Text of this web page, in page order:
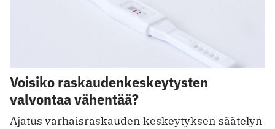
Voisiko raskaudenkeskeytysten
valvontaa vähentää?
Ajatus varhaisraskauden keskeytyksen säätelyn